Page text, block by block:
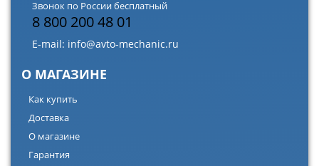
Звонок по России бесплатный
8 800 200 48 01
E-mail: info@avto-mechanic.ru
О МАГАЗИНЕ
Как купить
Доставка
О магазине
Гарантия